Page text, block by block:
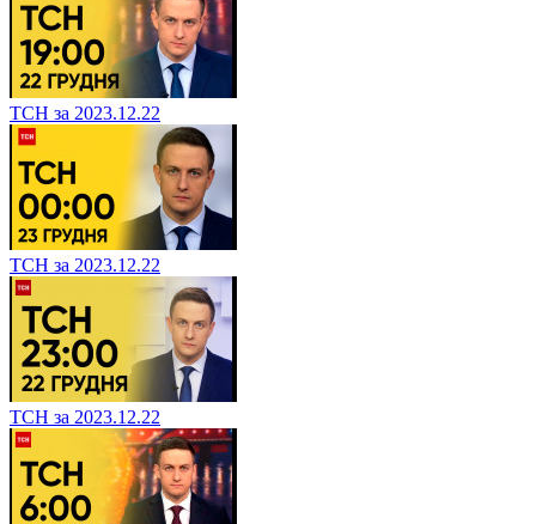
ТСН за 2023.12.22
ТСН за 2023.12.22
ТСН за 2023.12.22